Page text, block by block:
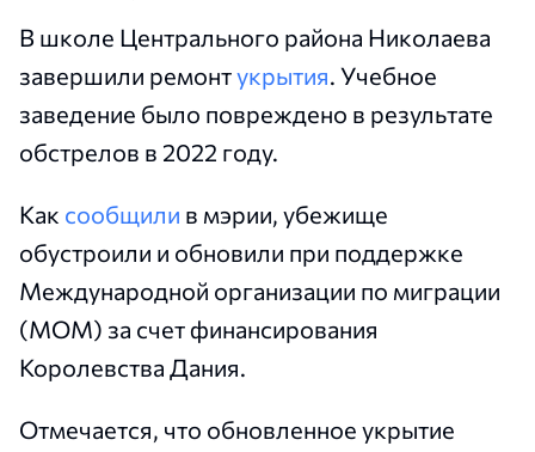
В школе Центрального района Николаева
завершили ремонтукрытия. Учебное
заведение было повреждено в результате
обстрелов в 2022 году.
Как сообщили в мэрии, убежище
обустроили и обновили при поддержке
Международной организации по миграции
(МОМ) за счет финансирования
Королевства Дания.
Отмечается, что обновленное укрытие